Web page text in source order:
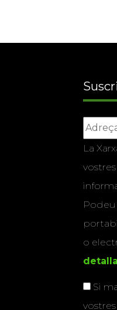
La
Podeu
o
Si